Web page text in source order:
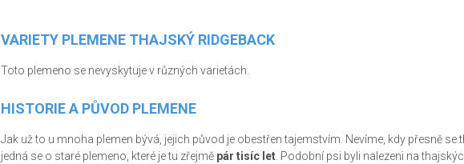
VARIETY PLEMENE THAJSKÝ RIDGEBACK
Toto plemeno se nevyskytuje v různých varietách.
HISTORIE A PŮVOD PLEMENE
Jak už to u mnoha plemen bývá, jejich původ je obestřen tajemstvím. Nevíme, kdy přesně se
jedná se o staré plemeno, které je tu zřejmě pár tisíc let. Podobní psi byli nalezeni na